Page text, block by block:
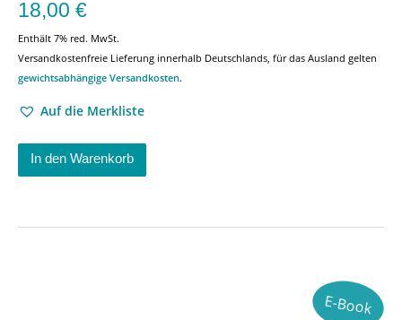
18,00 €
Enthält 7% red. MwSt.
Versandkostenfreie Lieferung innerhalb Deutschlands, für das Ausland gelten
gewichtsabhängige Versandkosten.
Auf die Merkliste
In den Warenkorb
E-Book